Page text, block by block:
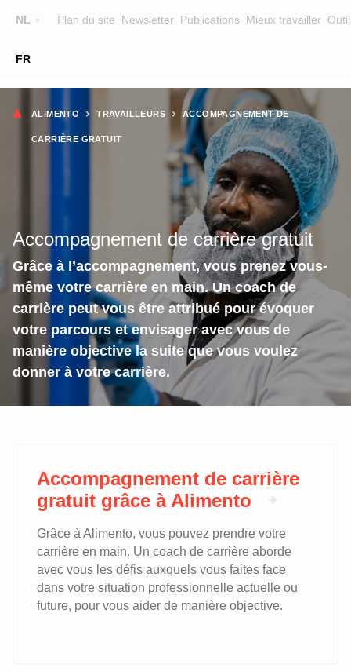
NL
FR
Plan du site Newsletter Publications Mieux travailler
Main
navigation
FORMATEURS
CHERCHER UNE FORMATION
Fil
d'Ariane
ALIMENTO TRAVAILLEURS ACCOMPAGNEMENT DE
CARRIÈRE GRATUIT
Accompagnement de carrière gratuit
Grâce à l’accompagnement, vous prenez vous-
même votre carrière en main. Un coach de
carrière peut vous être attribué pour évoquer
votre parcours et envisager avec vous de
manière objective la suite que vous voulez
donner à votre carrière.
Accompagnement de carrière
gratuit grâce à Alimento
Grâce à Alimento, vous pouvez prendre votre
carrière en main. Un coach de carrière aborde
avec vous les défis auxquels vous faites face
dans votre situation professionnelle actuelle ou
future, pour vous aider de manière objective.